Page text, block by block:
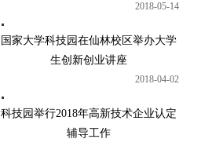
2018-05-14
国家大学科技园在仙林校区举办大学
生创新创业讲座
2018-04-02
科技园举行2018年高新技术企业认定
辅导工作